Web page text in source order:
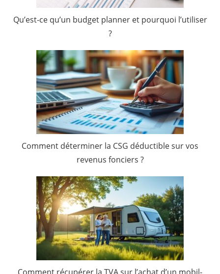
Qu’est-ce qu’un budget planner et pourquoi l’utiliser
?
Comment déterminer la CSG déductible sur vos
revenus fonciers ?